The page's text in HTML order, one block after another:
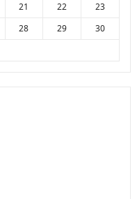
21 22
23
28 29
30